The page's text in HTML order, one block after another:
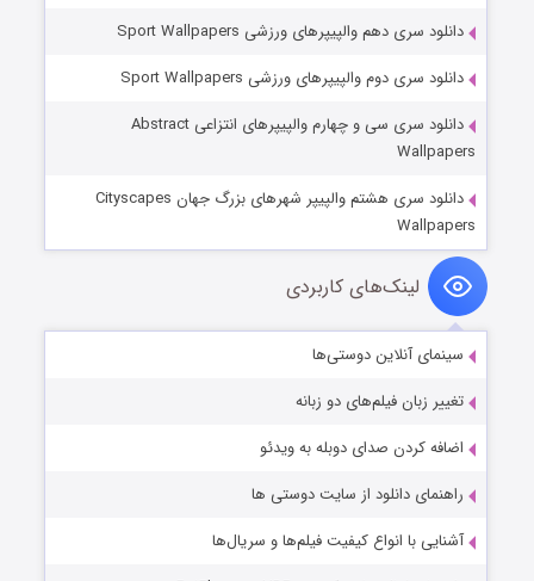
دانلود سری دهم والپیپرهای ورزشی Sport Wallpapers
دانلود سری دوم والپیپرهای ورزشی Sport Wallpapers
دانلود سری سی‌ و چهارم والپیپرهای انتزاعی Abstract
Wallpapers
دانلود سری هشتم والپیپر شهرهای بزرگ جهان Cityscapes
Wallpapers
لینک‌های کاربردی
سینمای آنلاین دوستی‌ها
تغییر زبان فیلم‌های دو زبانه
اضافه کردن صدای دوبله به ویدئو
راهنمای دانلود از سایت دوستی ها
آشنایی با انواع کیفیت فیلم‌ها و سریال‌ها